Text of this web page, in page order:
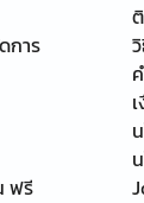
การ
ฟรี